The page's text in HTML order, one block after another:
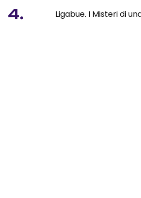
4. Ligabue. I Misteri di